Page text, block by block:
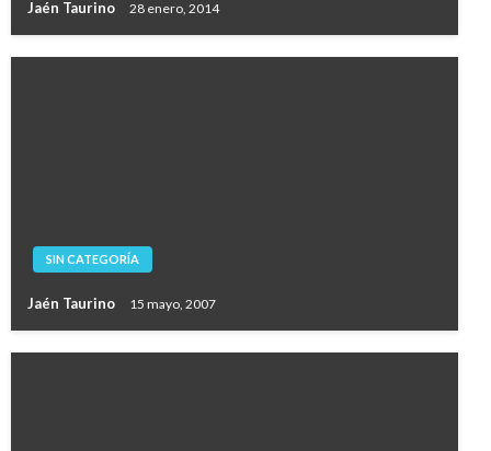
Jaén Taurino 28 enero, 2014
SIN CATEGORÍA
Jaén Taurino 15 mayo, 2007